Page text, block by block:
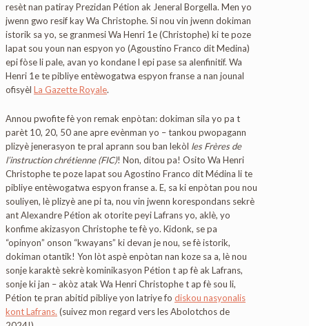
resèt nan patiray Prezidan Pétion ak Jeneral Borgella. Men yo
jwenn gwo resif kay Wa Christophe. Si nou vin jwenn dokiman
istorik sa yo, se granmesi Wa Henri 1e (Christophe) ki te poze
lapat sou youn nan espyon yo (Agoustino Franco dit Medina)
epi fòse li pale, avan yo kondane l epi pase sa alenfinitif. Wa
Henri 1e te pibliye entèwogatwa espyon franse a nan jounal
ofisyèl La Gazette Royale.
Annou pwofite fè yon remak enpòtan: dokiman sila yo pa t
parèt 10, 20, 50 ane apre evènman yo – tankou pwopagann
plizyè jenerasyon te pral aprann sou ban lekòl les Frères de
l’instruction chrétienne (FIC)! Non, ditou pa! Osito Wa Henri
Christophe te poze lapat sou Agostino Franco dit Médina li te
pibliye entèwogatwa espyon franse a. E, sa ki enpòtan pou nou
souliyen, lè plizyè ane pi ta, nou vin jwenn korespondans sekrè
ant Alexandre Pétion ak otorite peyi Lafrans yo, aklè, yo
konfime akizasyon Christophe te fè yo. Kidonk, se pa
“opinyon” onson “kwayans” ki devan je nou, se fè istorik,
dokiman otantik! Yon lòt aspè enpòtan nan koze sa a, lè nou
sonje karaktè sekrè kominikasyon Pétion t ap fè ak Lafrans,
sonje ki jan – akòz atak Wa Henri Christophe t ap fè sou li,
Pétion te pran abitid pibliye yon latriye fo diskou nasyonalis
kont Lafrans. (suivez mon regard vers les Abolotchos de